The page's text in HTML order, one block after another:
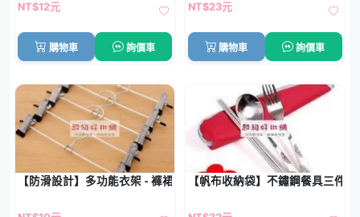
NT$12元
購物車 詢價車
NT$23元
購物車 詢價車
【防滑設計】多功能衣架 - 褲裙強力夾固架【帆布收納袋】不鏽鋼餐具三件